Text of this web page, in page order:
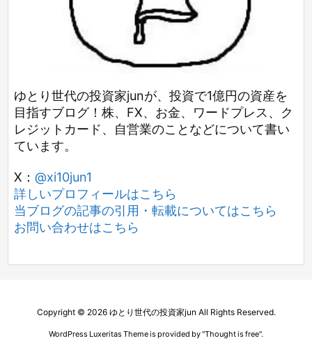
ゆとり世代の投資家junが、投資で1億円の資産を
目指すブログ！株、FX、お金、ワードプレス、ク
レジットカード、自営業のことなどについて書い
ています。
X： @xi10jun1
詳しいプロフィールはこちら
当ブログの記事の引用・転載についてはこちら
お問い合わせはこちら
Copyright © 2026 ゆとり世代の投資家jun All Rights Reserved.
WordPress Luxeritas Theme is provided by "Thought is free".